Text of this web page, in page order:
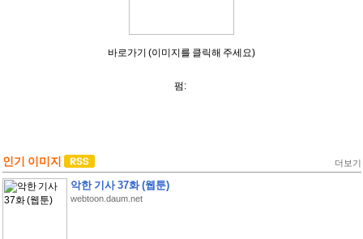
바로가기 (이미지를 클릭해 주세요)
펌:
인기 이미지 더보기
악한 기사 37화 (웹툰)
webtoon.daum.net